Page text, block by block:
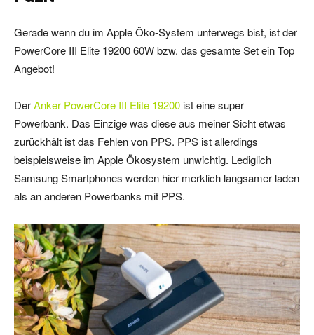
Gerade wenn du im Apple Öko-System unterwegs bist, ist der
PowerCore III Elite 19200 60W bzw. das gesamte Set ein Top
Angebot!
DerAnker PowerCore III Elite 19200ist eine super
Powerbank. Das Einzige was diese aus meiner Sicht etwas
zurückhält ist das Fehlen von PPS. PPS ist allerdings
beispielsweise im Apple Ökosystem unwichtig. Lediglich
Samsung Smartphones werden hier merklich langsamer laden
als an anderen Powerbanks mit PPS.